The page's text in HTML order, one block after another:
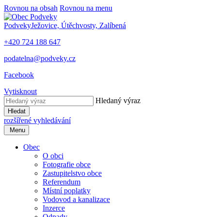
Rovnou na obsah Rovnou na menu
PodvekyJežovice, Útěchvosty, Zalíbená
+420 724 188 647
podatelna@podveky.cz
Facebook
Vytisknout
Hledaný výraz
Hledat
rozšířené vyhledávání
Menu
Obec
O obci
Fotografie obce
Zastupitelstvo obce
Referendum
Místní poplatky
Vodovod a kanalizace
Inzerce